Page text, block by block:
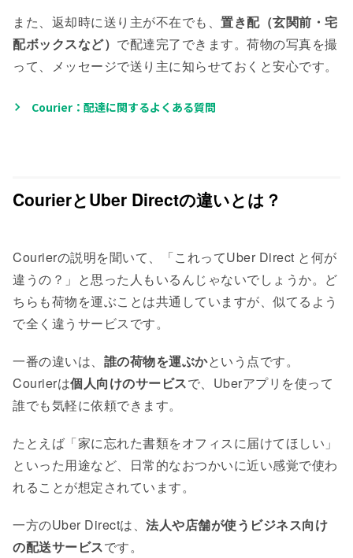
また、返却時に送り主が不在でも、 置き配（玄関前・宅
配ボックスなど） で配達完了できます。荷物の写真を撮
って、メッセージで送り主に知らせておくと安心です。
Courier：配達に関するよくある質問
CourierとUber Directの違いとは？
Courierの説明を聞いて、「これってUber Direct と何が
違うの？」と思った人もいるんじゃないでしょうか。ど
ちらも荷物を運ぶことは共通していますが、似てるよう
で全く違うサービスです。
一番の違いは、 誰の荷物を運ぶかという点です。
Courierは個人向けのサービスで、Uberアプリを使って
誰でも気軽に依頼できます。
たとえば「家に忘れた書類をオフィスに届けてほしい」
といった用途など、日常的なおつかいに近い感覚で使わ
れることが想定されています。
一方のUber Directは、 法人や店舗が使うビジネス向け
の配送サービスです。